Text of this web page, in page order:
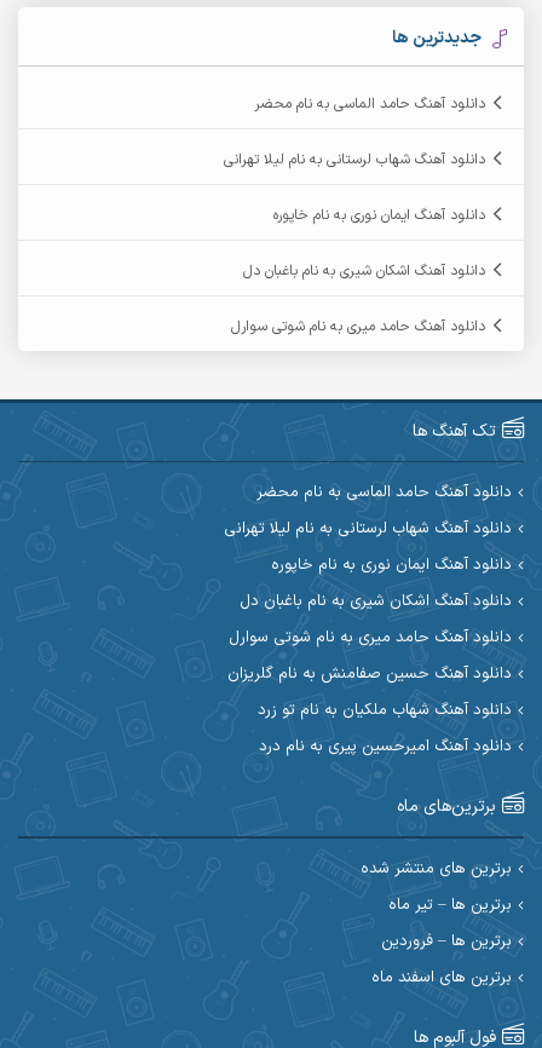
آرکاداش
آرین صیادی
آرین مریدی
آوات بوکانی آوات یگانه
آیت احمدنژاد
ابراهیم شمس ابوالحسن جاویدان
ابی حسینی
احسان آیینفر
احسان امیدوار
احسان حیدری احسان دریادل
احسان رمضانی احسان علیانی
احسان کریمی احسان کمری
احسان مرادیان احمد اسلامی
جدیدترین ها
دانلود آهنگ حامد الماسی به نام محضر
دانلود آهنگ شهاب لرستانی به نام لیلا تهرانی
دانلود آهنگ ایمان نوری به نام خاپوره
دانلود آهنگ اشکان شیری به نام باغبان دل
دانلود آهنگ حامد میری به نام شوتی سوارل
تک آهنگ ها
دانلود آهنگ حامد الماسی به نام محضر
دانلود آهنگ شهاب لرستانی به نام لیلا تهرانی
دانلود آهنگ ایمان نوری به نام خاپوره
دانلود آهنگ اشکان شیری به نام باغبان دل
دانلود آهنگ حامد میری به نام شوتی سوارل
دانلود آهنگ حسین صفامنش به نام گلریزان
دانلود آهنگ شهاب ملکیان به نام تو زرد
دانلود آهنگ امیرحسین پیری به نام درد
برترین‌های ماه
برترین های منتشر شده
برترین ها – تیر ماه
برترین ها – فروردین
برترین های اسفند ماه
فول آلبوم ها